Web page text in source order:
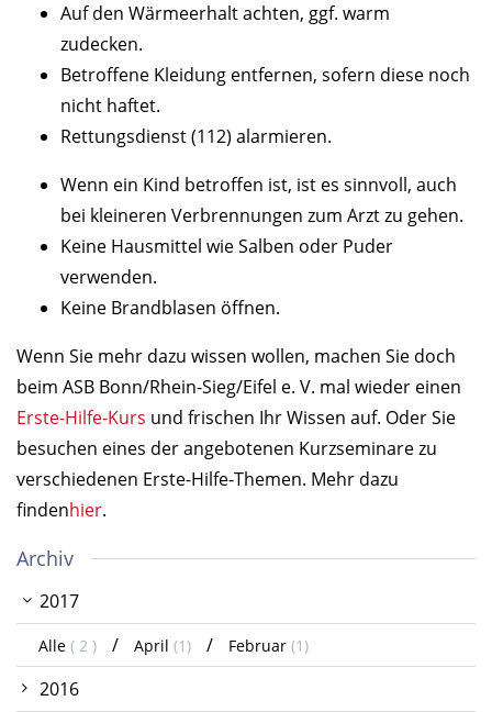
Auf den Wärmeerhalt achten, ggf. warm
zudecken.
Betroffene Kleidung entfernen, sofern diese noch
nicht haftet.
Rettungsdienst (112) alarmieren.
Wenn ein Kind betroffen ist, ist es sinnvoll, auch
bei kleineren Verbrennungen zum Arzt zu gehen.
Keine Hausmittel wie Salben oder Puder
verwenden.
Keine Brandblasen öffnen.
Wenn Sie mehr dazu wissen wollen, machen Sie doch
beim ASB Bonn/Rhein-Sieg/Eifel e. V. mal wieder einen
Erste-Hilfe-Kurs und frischen Ihr Wissen auf. Oder Sie
besuchen eines der angebotenen Kurzseminare zu
verschiedenen Erste-Hilfe-Themen. Mehr dazu
findenhier.
Archiv
2017
Alle ( 2 ) April (1) Februar (1)
2016